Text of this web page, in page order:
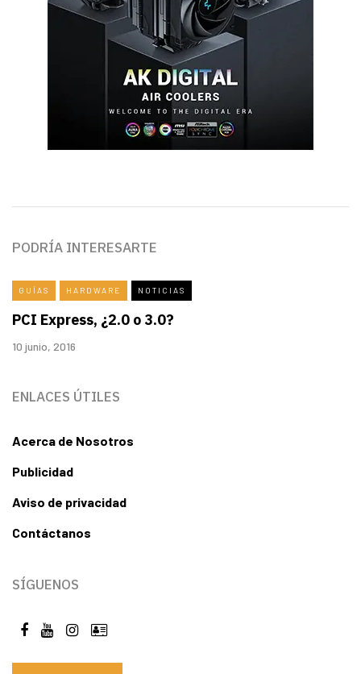
PODRÍA INTERESARTE
GUÍAS HARDWARE NOTICIAS
PCI Express, ¿2.0 o 3.0?
10 junio, 2016
ENLACES ÚTILES
Acerca de Nosotros
Publicidad
Aviso de privacidad
Contáctanos
SÍGUENOS